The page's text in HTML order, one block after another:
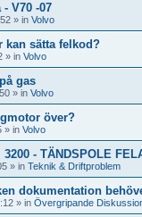
V70 -07
» in Volvo
kan sätta felkod?
» in Volvo
gas
» in Volvo
över?
» in Volvo
- TÄNDSPOLE
» in Teknik & Driftproblem
dokumentation
» in Övergripande